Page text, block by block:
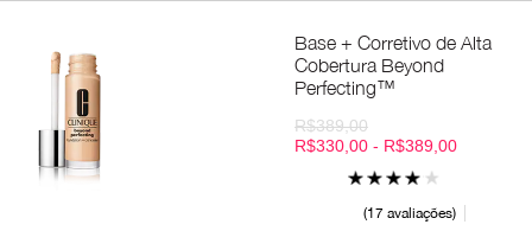
Base + Corretivo de Alta
Cobertura Beyond
Perfecting™
R$389,00
R$330,00 - R$389,00
17 avaliações